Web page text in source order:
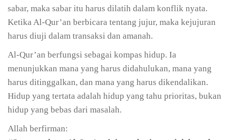
sabar, maka sabar itu harus dilatih dalam konflik nyata.
Ketika Al-Qur’an berbicara tentang jujur, maka kejujuran
harus diuji dalam transaksi dan amanah.
Al-Qur’an berfungsi sebagai kompas hidup. Ia
menunjukkan mana yang harus didahulukan, mana yang
harus ditinggalkan, dan mana yang harus dikendalikan.
Hidup yang tertata adalah hidup yang tahu prioritas, bukan
hidup yang bebas dari masalah.
Allah berfirman: